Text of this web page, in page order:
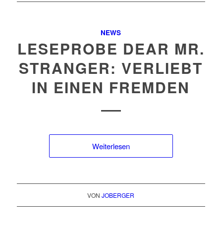
NEWS
LESEPROBE DEAR MR.
STRANGER: VERLIEBT
IN EINEN FREMDEN
Weiterlesen
VONJOBERGER